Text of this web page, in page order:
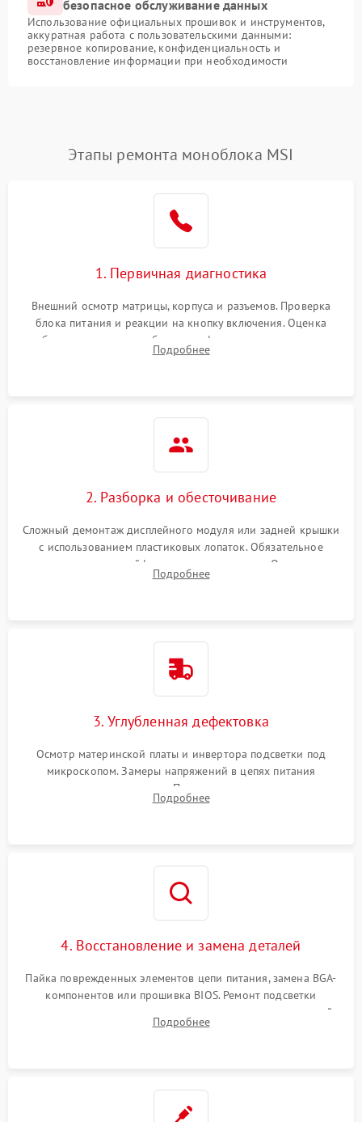
безопасное обслуживание данных
Использование официальных прошивок и инструментов,
аккуратная работа с пользовательскими данными:
резервное копирование, конфиденциальность и
восстановление информации при необходимости
Этапы ремонта моноблока MSI
1. Первичная диагностика
Внешний осмотр матрицы, корпуса и разъемов. Проверка
блока питания и реакции на кнопку включения. Оценка
изображения, звука и работы периферии для сужения круга
возможных неисправностей перед вскрытием.
Подробнее
2. Разборка и обесточивание
Сложный демонтаж дисплейного модуля или задней крышки
с использованием пластиковых лопаток. Обязательное
отключение шлейфов матрицы и питания. Очистка
массивной системы охлаждения от скопившейся пыли.
Подробнее
3. Углубленная дефектовка
Осмотр материнской платы и инвертора подсветки под
микроскопом. Замеры напряжений в цепях питания
процессора и видеокарты. Проверка состояния жесткого
диска и оперативной памяти с помощью POST-карт и
Подробнее
4. Восстановление и замена деталей
Пайка поврежденных элементов цепи питания, замена BGA-
компонентов или прошивка BIOS. Ремонт подсветки
матрицы, замена неисправного накопителя на скоростной
SSD или установка новых модулей памяти.
Подробнее